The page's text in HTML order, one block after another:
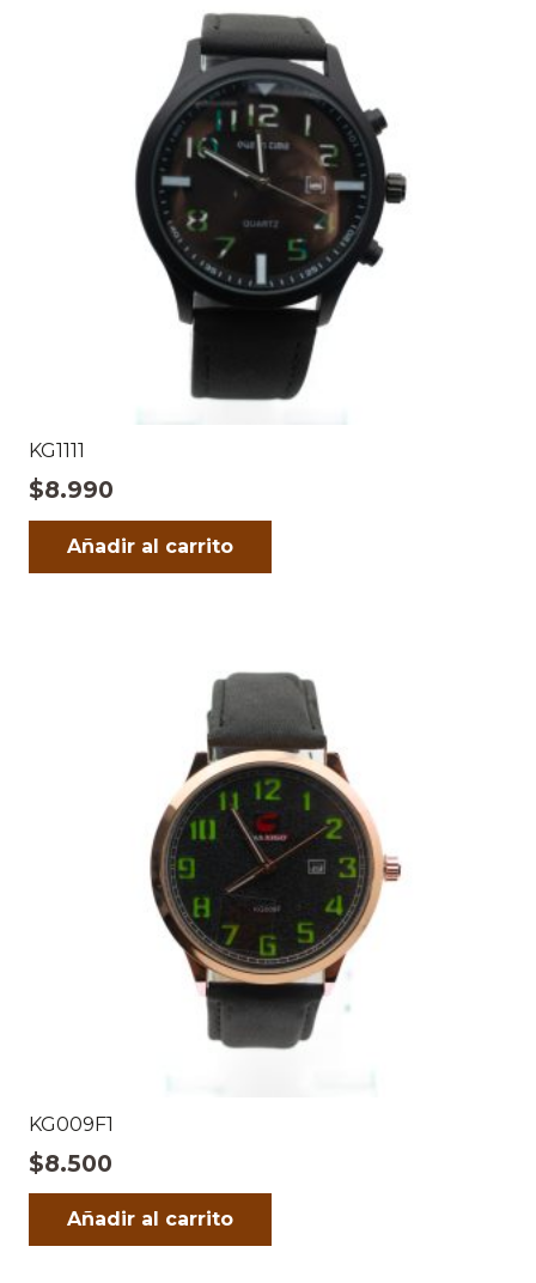
KG1111
$8.990
Añadir al carrito
KG009F1
$8.500
Añadir al carrito